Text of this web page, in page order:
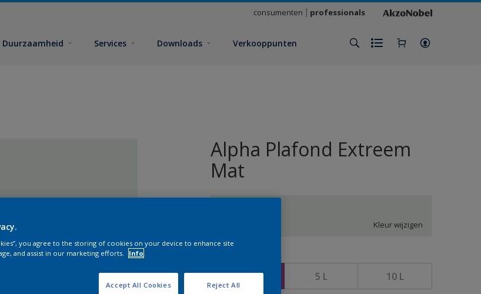
consumenten professionals
Duurzaamheid Services Downloads Verkooppunten
Alpha Plafond Extreem
Mat
Kleur wijzigen
2,5 L 5 L 10 L
you agree to the storing of cookies on your device to enhance site
and assist in our marketing efforts.
Info
Reject All
Accept All Cookies